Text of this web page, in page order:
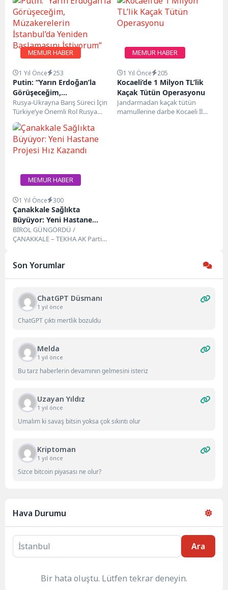
MEMUR HABER
1 Yıl Önce 253
Putin: “Yarın Erdoğan’la
Görüşeceğim,
Müzakerelerin İstanbul’da
Yeniden Başlamasını
İstiyorum”
Rusya-Ukrayna Barış Süreci İçin
Türkiye’ye Önemli Rol Rusya
Devlet Başkanı Vladimir Putin,
Türkiye’nin Rusya-Ukrayna
müzakerelerindeki...
MEMUR HABER
1 Yıl Önce 205
Kocaeli’de 1 Milyon TL’lik
Kaçak Tütün Operasyonu
Jandarmadan kaçak tütün
mamullerine darbe Kocaeli İl
MEMUR HABER
1 Yıl Önce 300
Çanakkale Sağlıkta
Büyüyor: Yeni Hastane
Projesi Hız Kazandı
BİROL GÜNGÖRDÜ /
ÇANAKKALE – TEKHA AK Parti
Son Yorumlar
ChatGPT Düsmanı
1 yıl önce
ChatGPT çıktı mertlik bozuldu
Melda
1 yıl önce
Bu tarz haberlerin devamının gelmesini isteriz
Uzayan Yıldız
1 yıl önce
Umalım ki savaş bitsin yoksa çok sıkıntı olur
Kriptoman
1 yıl önce
Sizce bitcoin piyasası ne olur?
Hava Durumu
Ara
Bir hata oluştu. Lütfen tekrar deneyin.